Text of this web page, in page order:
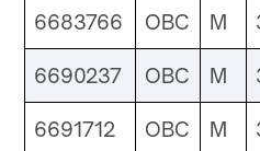
6683766 OBC M
6690237 OBC M
6691712 OBC M